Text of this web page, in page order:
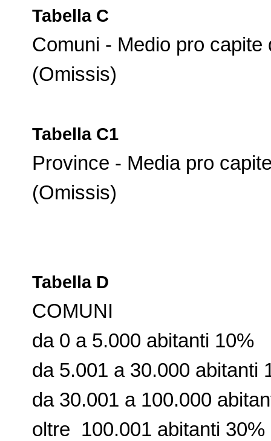
Tabella C
Comuni - Medio pro capite
(Omissis)
Tabella C1
Province - Media pro
(Omissis)
Tabella D
COMUNI
da 0 a 5.000 abitanti 10%
da 5.001 a 30.000 abitanti
da 30.001 a 100.000
oltre 100.001 abitanti 30%